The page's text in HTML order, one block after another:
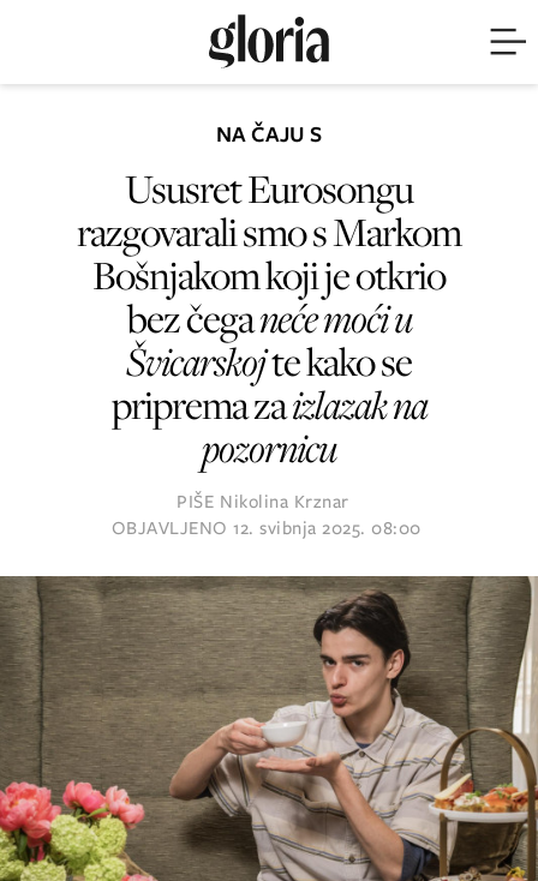
NA ČAJU S
Ususret Eurosongu
razgovarali smo s Markom
Bošnjakom koji je otkrio
bez čeganeće moći u
Švicarskojte kako se
priprema zaizlazak na
pozornicu
PIŠE Nikolina Krznar
OBJAVLJENO 12. svibnja 2025. 08:00